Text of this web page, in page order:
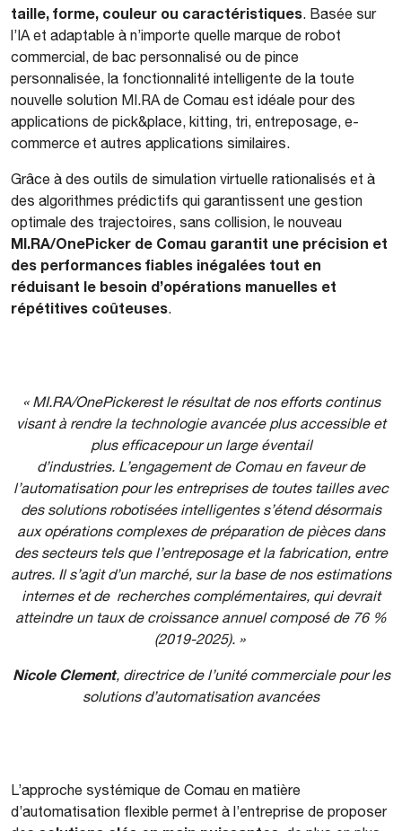
taille, forme, couleur ou caractéristiques. Basée sur
l’IA et adaptable à n’importe quelle marque de robot
commercial, de bac personnalisé ou de pince
personnalisée, la fonctionnalité intelligente de la toute
nouvelle solution MI.RA de Comau est idéale pour des
applications de pick&place, kitting, tri, entreposage, e-
commerce et autres applications similaires.
Grâce à des outils de simulation virtuelle rationalisés et à
des algorithmes prédictifs qui garantissent une gestion
optimale des trajectoires, sans collision, le nouveau
MI.RA/OnePicker de Comau garantit une précision et
des performances fiables inégalées tout en
réduisant le besoin d’opérations manuelles et
répétitives coûteuses.
« MI.RA/OnePickerest le résultat de nos efforts continus
visant à rendre la technologie avancée plus accessible et
plus efficacepour un large éventail
d’industries. L’engagement de Comau en faveur de
l’automatisation pour les entreprises de toutes tailles avec
des solutions robotisées intelligentes s’étend désormais
aux opérations complexes de préparation de pièces dans
des secteurs tels que l’entreposage et la fabrication, entre
autres. Il s’agit d’un marché, sur la base de nos estimations
internes et de recherches complémentaires, qui devrait
atteindre un taux de croissance annuel composé de 76 %
(2019-2025). »
Nicole Clement, directrice de l’unité commerciale pour les
solutions d’automatisation avancées
L’approche systémique de Comau en matière
d’automatisation flexible permet à l’entreprise de proposer